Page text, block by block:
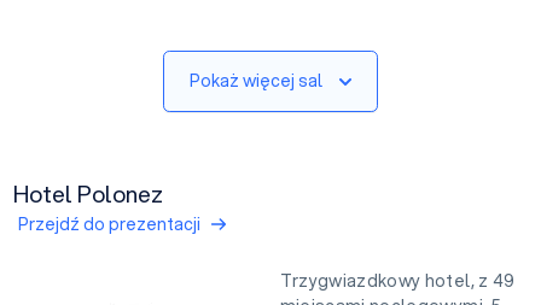
Pokaż więcej sal
Hotel Polonez
Przejdź do prezentacji
Trzygwiazdkowy hotel, z 49